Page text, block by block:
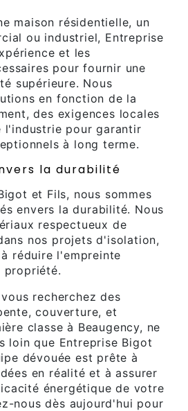
maison résidentielle, un
ou industriel, Entreprise
et les
pour fournir une
supérieure. Nous
en fonction de la
des exigences locales
l'industrie pour garantir
à long terme.
la durabilité
et Fils, nous sommes
envers la durabilité. Nous
respectueux de
nos projets d'isolation,
réduire l'empreinte
propriété.
recherchez des
couverture, et
classe à Beaugency, ne
loin que Entreprise Bigot
dévouée est prête à
en réalité et à assurer
énergétique de votre
nous dès aujourd'hui pour